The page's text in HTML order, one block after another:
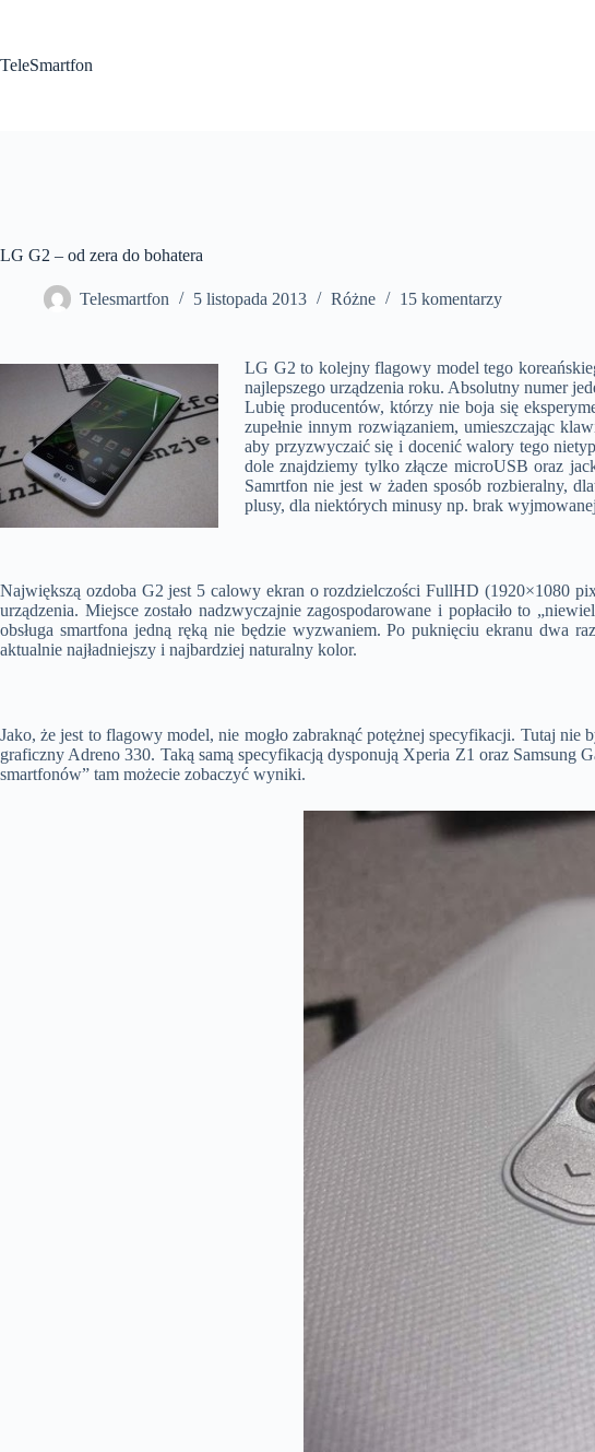
TeleSmartfon
LG G2 – od zera do bohatera
Telesmartfon 5 listopada 2013 Różne 15 komentarzy
LG G2 to kolejny flagowy model tego
najlepszego urządzenia roku. Absolutny numer
Lubię producentów, którzy nie boja się
zupełnie innym rozwiązaniem, umieszczając
aby przyzwyczaić się i docenić walory tego
dole znajdziemy tylko złącze microUSB oraz
Samrtfon nie jest w żaden sposób rozbieralny,
plusy, dla niektórych minusy np. brak
Największą ozdoba G2 jest 5 calowy ekran o rozdzielczości FullHD (1920×1080
urządzenia. Miejsce zostało nadzwyczajnie zagospodarowane i popłaciło to
obsługa smartfona jedną ręką nie będzie wyzwaniem. Po puknięciu ekranu dwa
aktualnie najładniejszy i najbardziej naturalny kolor.
Jako, że jest to flagowy model, nie mogło zabraknąć potężnej specyfikacji. Tutaj
graficzny Adreno 330. Taką samą specyfikacją dysponują Xperia Z1 oraz
smartfonów” tam możecie zobaczyć wyniki.